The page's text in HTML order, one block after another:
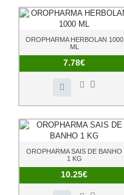
OROPHARMA HERBOLAN 1000
ML
7.78€
OROPHARMA SAIS DE BANHO
1 KG
10.25€